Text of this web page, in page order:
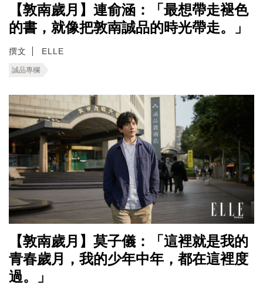
【敦南歲月】連俞涵：「最想帶走褪色
的書，就像把敦南誠品的時光帶走。」
撰文 ELLE
誠品專欄
【敦南歲月】莫子儀：「這裡就是我的
青春歲月，我的少年中年，都在這裡度
過。」